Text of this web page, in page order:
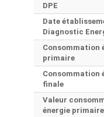
DPE
Date
Diagnostic
Consommation
primaire
Consommation
finale
Valeur
énergie primaire